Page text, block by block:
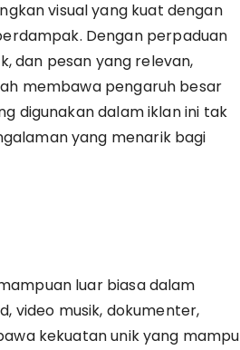
visual yang kuat dengan
Dengan perpaduan
dan pesan yang relevan,
membawa pengaruh besar
digunakan dalam iklan ini tak
yang menarik bagi
luar biasa dalam
video musik, dokumenter,
kekuatan unik yang mampu